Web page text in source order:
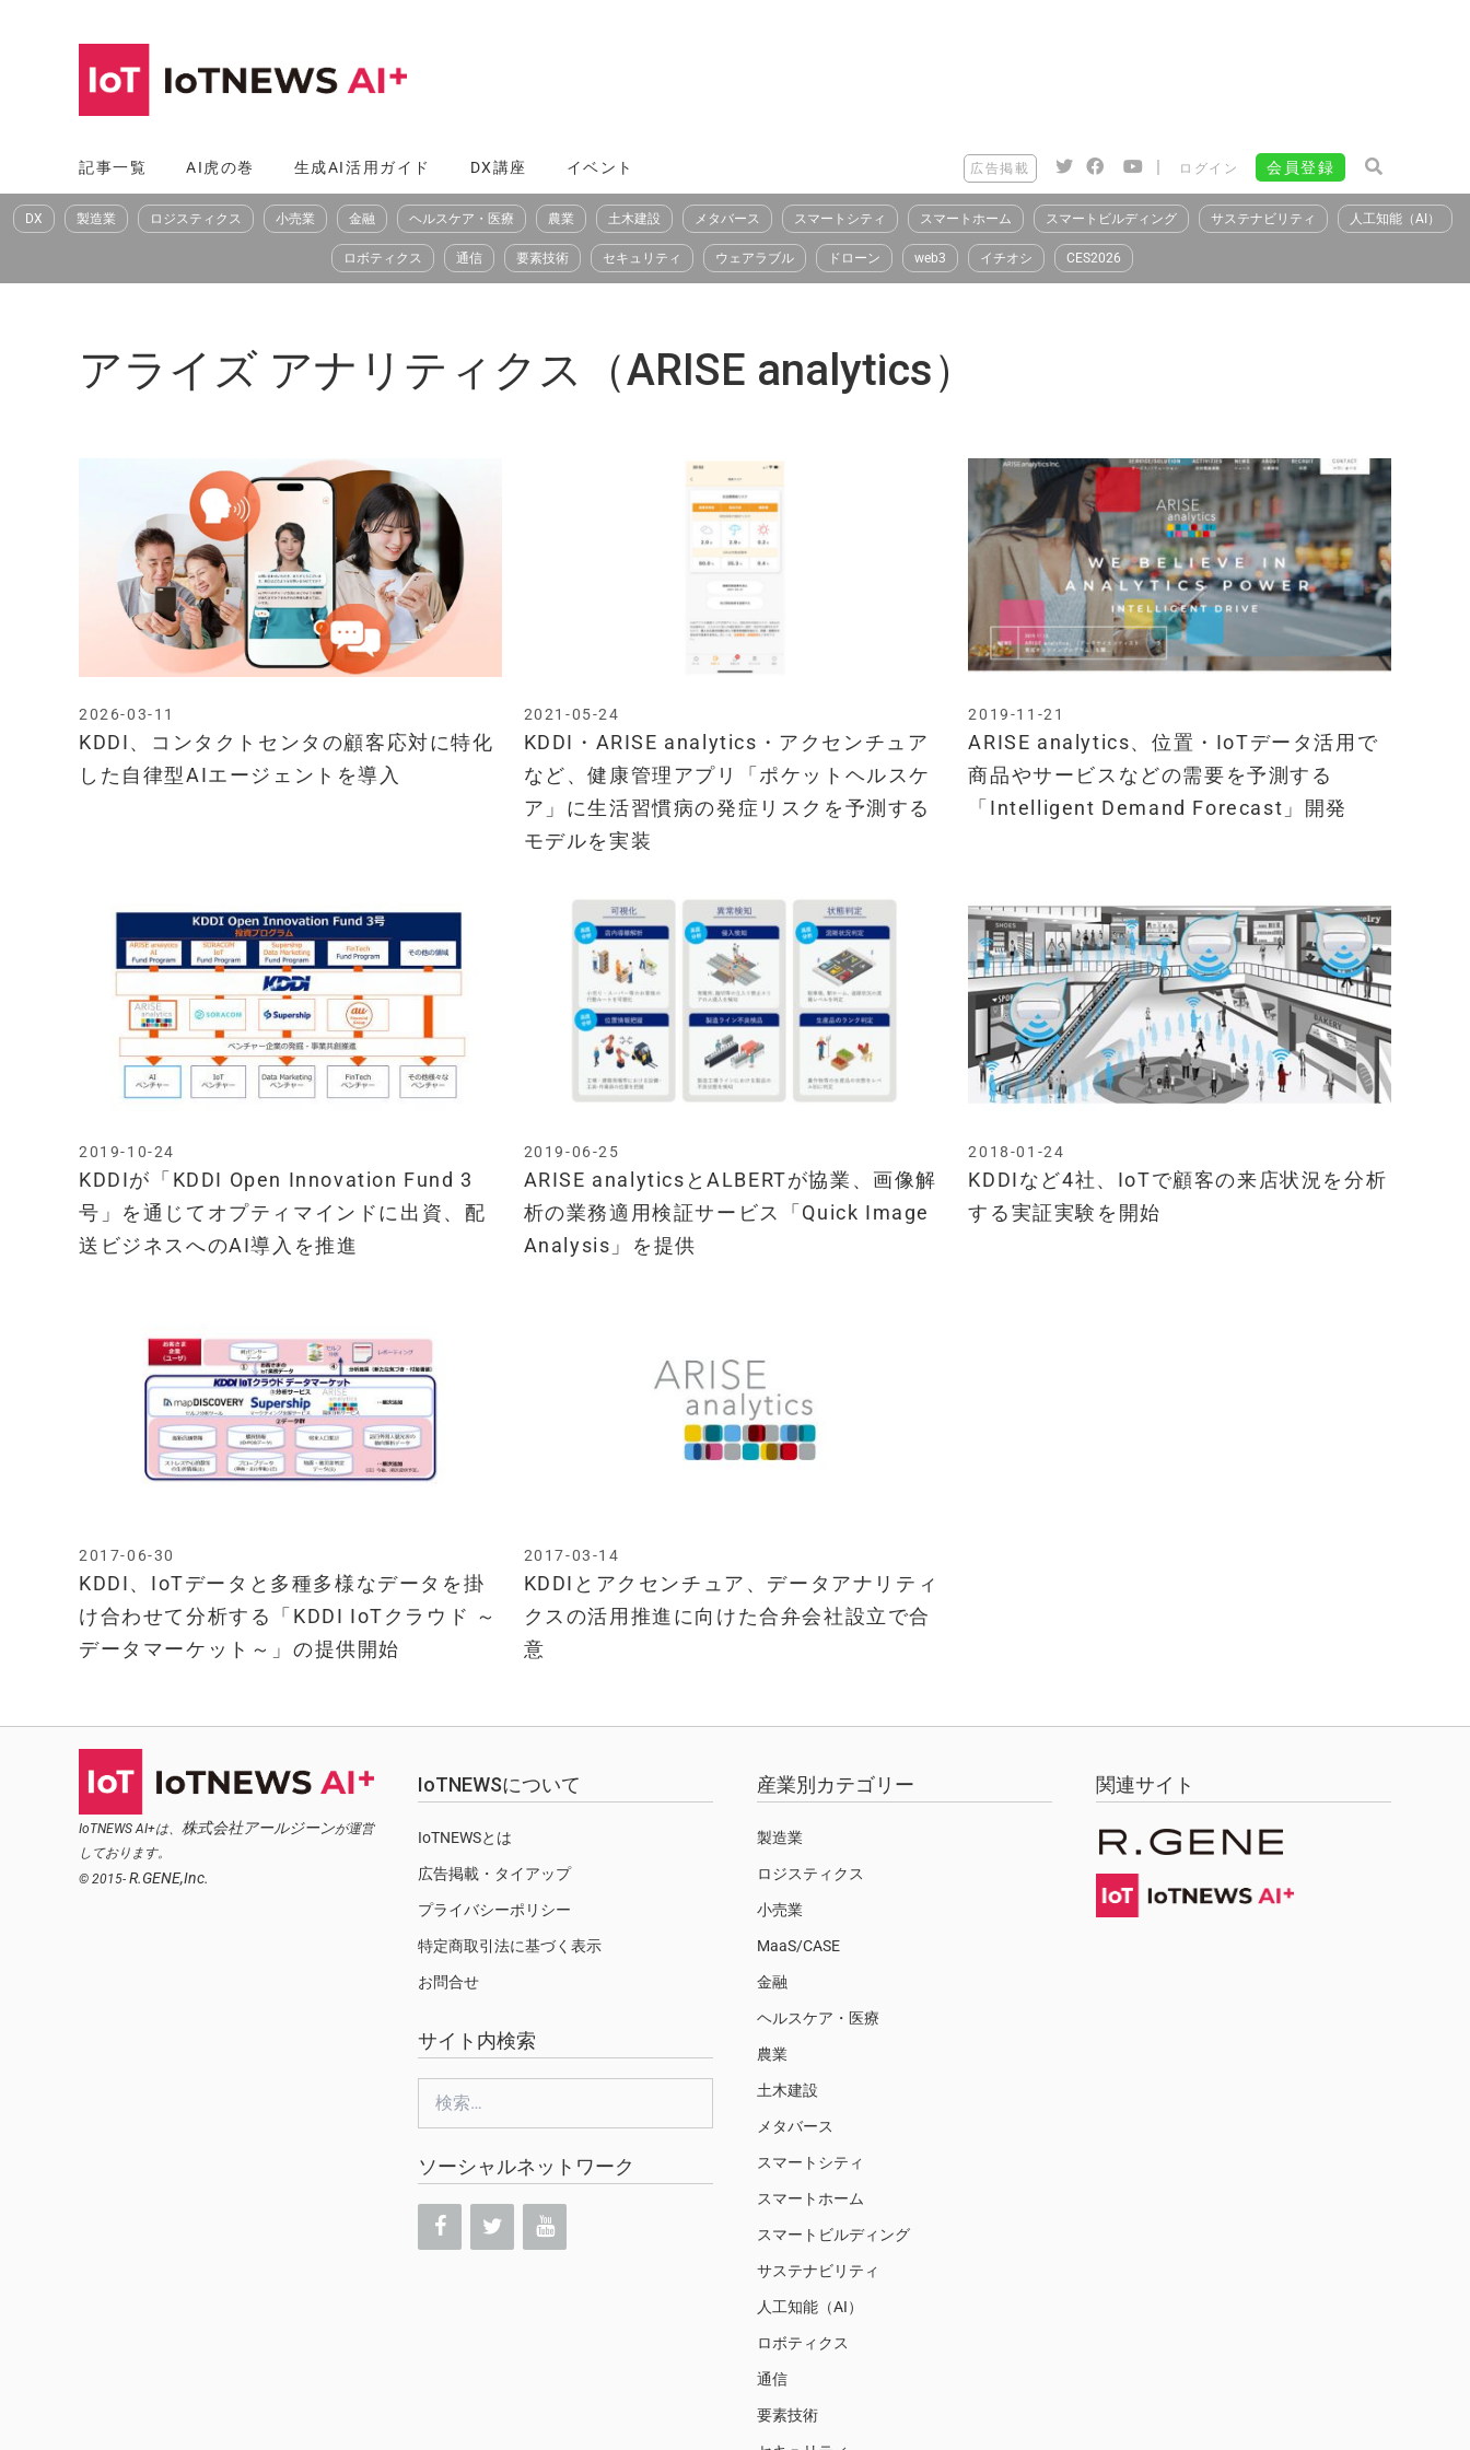
へ
ス
記事一覧 AI虎の巻 生成AI活用ガイド DX講座 イベント 広告掲載 | ログイン 会員登録
DX 製造業 ロジスティクス 小売業 金融 ヘルスケア・医療 農業 土木建設 メタバース スマートシティ スマートホーム スマートビルディング サステナビリティ 人工知能（AI）
ロボティクス 通信 要素技術 セキュリティ ウェアラブル ドローン web3 イチオシ CES2026
アライズ アナリティクス（ARISE analytics）
KDDI、コンタクトセンタの顧客応対に特化
した自律型AIエージェントを導入
2026-03-11
KDDI・ARISE analytics・アクセンチュア
など、健康管理アプリ「ポケットヘルスケ
ア」に生活習慣病の発症リスクを予測する
モデルを実装
2021-05-24
ARISE analytics、位置・IoTデータ活用で
商品やサービスなどの需要を予測する
「Intelligent Demand Forecast」開発
2019-11-21
KDDIが「KDDI Open Innovation Fund 3
号」を通じてオプティマインドに出資、配
送ビジネスへのAI導入を推進
2019-10-24
ARISE analyticsとALBERTが協業、画像解
析の業務適用検証サービス「Quick Image
Analysis」を提供
2019-06-25
KDDIなど4社、IoTで顧客の来店状況を分析
する実証実験を開始
2018-01-24
KDDI、IoTデータと多種多様なデータを掛
け合わせて分析する「KDDI IoTクラウド ～
データマーケット～」の提供開始
2017-06-30
KDDIとアクセンチュア、データアナリティ
クスの活用推進に向けた合弁会社設立で合
意
2017-03-14
IoTNEWS AI+は、 株式会社アールジーンが運営
しております。
© 2015- R.GENE,Inc.
IoTNEWSについて
IoTNEWSとは
広告掲載・タイアップ
プライバシーポリシー
特定商取引法に基づく表示
お問合せ
サイト内検索
索:
ソーシャルネットワーク
産業別カテゴリー
製造業
ロジスティクス
小売業
MaaS/CASE
金融
ヘルスケア・医療
農業
土木建設
メタバース
スマートシティ
スマートホーム
スマートビルディング
サステナビリティ
人工知能（AI）
ロボティクス
通信
要素技術
関連サイト